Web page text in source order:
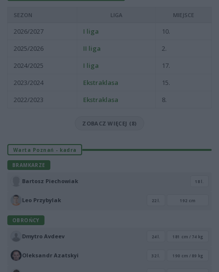
SEZON LIGA MIEJSCE
2026/2027 I liga
10.
2025/2026
II liga
2.
2024/2025
I liga
17.
2023/2024
Ekstraklasa
15.
2022/2023
Ekstraklasa 8.
ZOBACZ WIĘCEJ (8)
Warta Poznań - kadra
BRAMKARZE
Bartosz Piechowiak 18 l.
Leo Przybylak 22 l. 192 cm
OBROŃCY
Dmytro Avdeev 24 l. 181 cm / 74 kg
Oleksandr Azatskyi 32 l. 190 cm / 89 kg